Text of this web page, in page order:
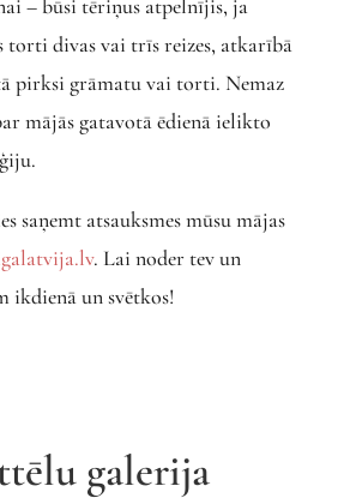
– būsi tēriņus atpelnījis, ja
torti divas vai trīs reizes, atkarībā
pirksi grāmatu vai torti. Nemaz
mājās gatavotā ēdienā ielikto
saņemt atsauksmes mūsu mājas
. Lai noder tev un
ikdienā un svētkos!
galerija